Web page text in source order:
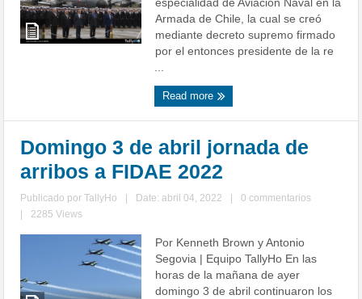
especialidad de Aviación Naval en la
Armada de Chile, la cual se creó
mediante decreto supremo firmado
por el entonces presidente de la re
...
Read more
Domingo 3 de abril jornada de
arribos a FIDAE 2022
Publicado porTallyHo Date: abril 04, 2022
0 commentarios
2285 Views
Por Kenneth Brown y Antonio
Segovia | Equipo TallyHo En las
horas de la mañana de ayer
domingo 3 de abril continuaron los